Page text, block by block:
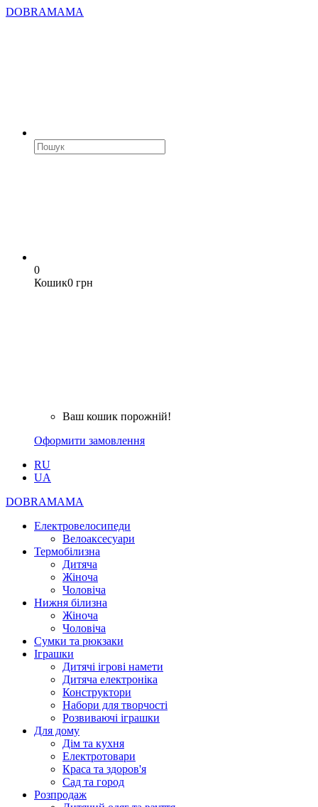
DOBRAMAMA
0
Кошик0 грн
Ваш кошик порожній!
Оформити замовлення
RU
UA
DOBRAMAMA
Електровелосипеди
Велоаксесуари
Термобілизна
Дитяча
Жіноча
Чоловіча
Нижня білизна
Жіноча
Чоловіча
Сумки та рюкзаки
Іграшки
Дитячі ігрові намети
Дитяча електроніка
Конструктори
Набори для творчості
Розвиваючі іграшки
Для дому
Дім та кухня
Електротовари
Краса та здоров'я
Сад та город
Розпродаж